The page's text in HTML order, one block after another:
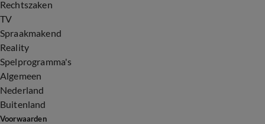
Rechtszaken
TV
Spraakmakend
Reality
Spelprogramma's
Algemeen
Nederland
Buitenland
Voorwaarden